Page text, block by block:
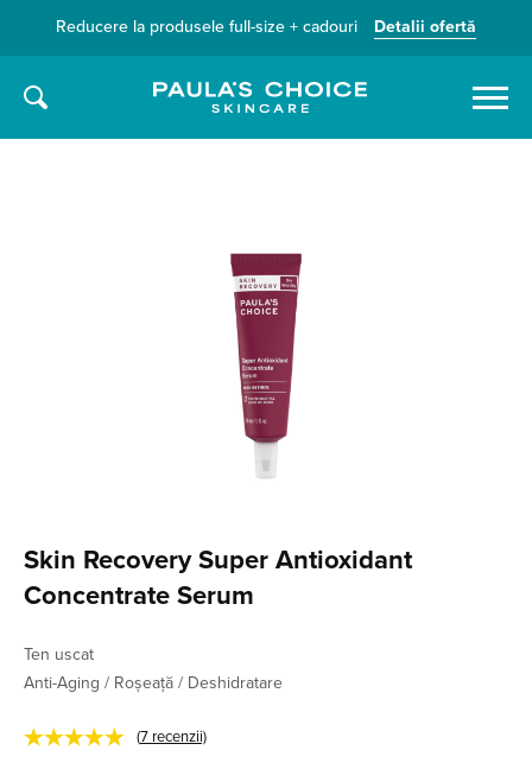
Reducere la produsele full-size + cadouri Detalii ofertă
Caută
Skin Recovery Super Antioxidant
Concentrate Serum
Ten uscat
Anti-Aging / Roșeață / Deshidratare
★★★★★ (7 recenzii)